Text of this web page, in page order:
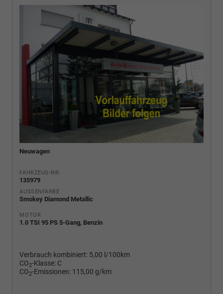
Neuwagen
FAHRZEUG-NR.
135979
AUSSENFARBE
Smokey Diamond Metallic
MOTOR
1.0 TSI 95 PS 5-Gang, Benzin
Verbrauch kombiniert: 5,00 l/100km
CO2-Klasse: C
CO2-Emissionen: 115,00 g/km